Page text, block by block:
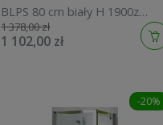
BLPS 80 cm biały H 1900z
powłoką anticalc 9BH40100Z1
1 378,00 zł
1 102,00 zł
-20%